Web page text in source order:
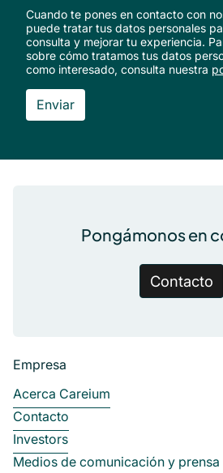
Cuando te pones en contacto con
puede tratar tus datos personales
consulta y mejorar tu experiencia.
sobre cómo tratamos tus datos
como interesado, consulta nuestra
Empresa
Acerca Careium
Contacto
Investors
Medios de comunicación y prensa
Pongámonos en
Contacto